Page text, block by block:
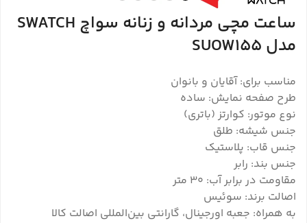
ساعت مچی مردانه و زنانه سواچ SWATCH
مدل SUOW155
مناسب برای: آقایان و بانوان
طرح صفحه نمایش: ساده
نوع موتور: کوارتز (باتری)
جنس شیشه: طلق
جنس قاب: پلاستیک
جنس بند: رابر
مقاومت در برابر آب: 30 متر
اصالت برند: سوئیس
به همراه: جعبه اورجینال، گارانتی بین‌المللی اصالت کالا